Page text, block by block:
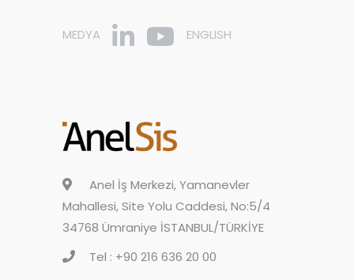
MEDYA ENGLISH
Anel İş Merkezi, Yamanevler
Mahallesi, Site Yolu Caddesi, No:5/4
34768 Ümraniye İSTANBUL/TÜRKİYE
Tel : +90 216 636 20 00